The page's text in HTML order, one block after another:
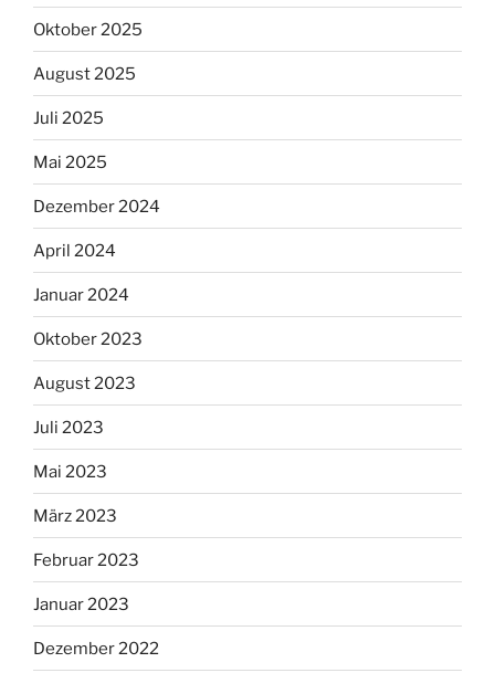
Oktober 2025
August 2025
Juli 2025
Mai 2025
Dezember 2024
April 2024
Januar 2024
Oktober 2023
August 2023
Juli 2023
Mai 2023
März 2023
Februar 2023
Januar 2023
Dezember 2022